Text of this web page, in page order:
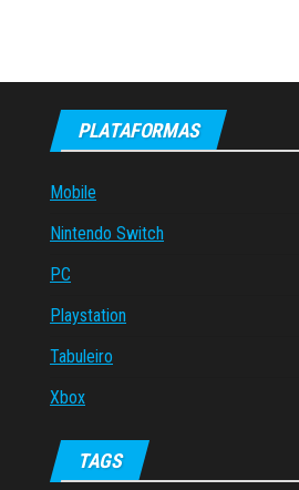
PLATAFORMAS
Mobile
Nintendo Switch
PC
Playstation
Tabuleiro
Xbox
TAGS